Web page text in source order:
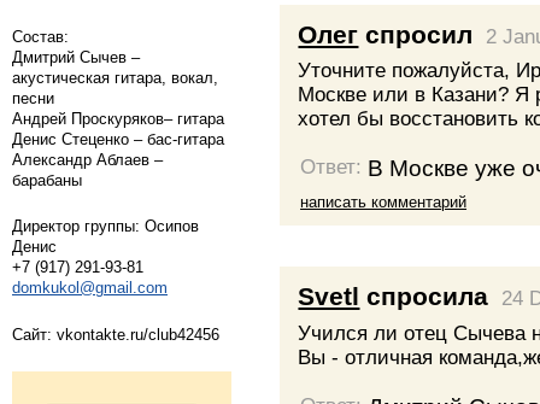
Состав:
Дмитрий Сычев –
акустическая гитара, вокал,
песни
Андрей Проскуряков– гитара
Денис Стеценко – бас-гитара
Александр Аблаев –
барабаны
Директор группы: Осипов
Денис
+7 (917) 291-93-81
domkukol@gmail.com
Сайт: vkontakte.ru/club42456
Олег спросил
2
Уточните пожалуйста,
Москве или в Казани? Я
хотел бы восстановить
Ответ: В Москве уже
написать комментарий
Svetl спросила
24
Учился ли отец Сычева
Вы - отличная